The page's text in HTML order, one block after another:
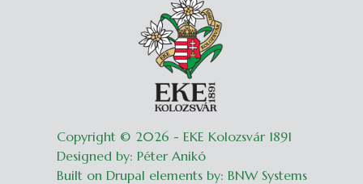
Copyright © 2026 - EKE Kolozsvár 1891
Designed by: Péter Anikó
Built on Drupal elements by: BNW Systems